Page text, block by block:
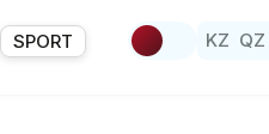
SPORT KZ QZ